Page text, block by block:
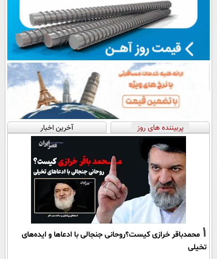
پربیننده های روز آخرین اخبار
1 محمدباقر خرازی کیست؟روحانی جنجالی با ادعاها و ایده‌های
تخیلی